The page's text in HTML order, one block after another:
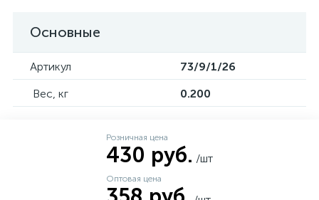
Основные
Артикул
73/9/1/26
Вес, кг
0.200
Розничная цена
430 руб. /шт
Оптовая цена